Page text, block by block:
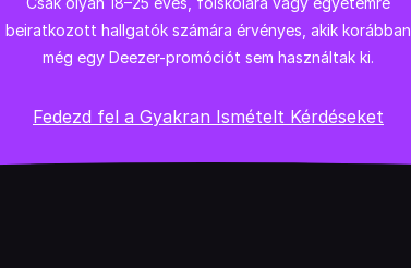
beiratkozott hallgatók számára érvényes, akik korábban
még egy Deezer-promóciót sem használtak ki.
Fedezd fel a Gyakran Ismételt Kérdéseket